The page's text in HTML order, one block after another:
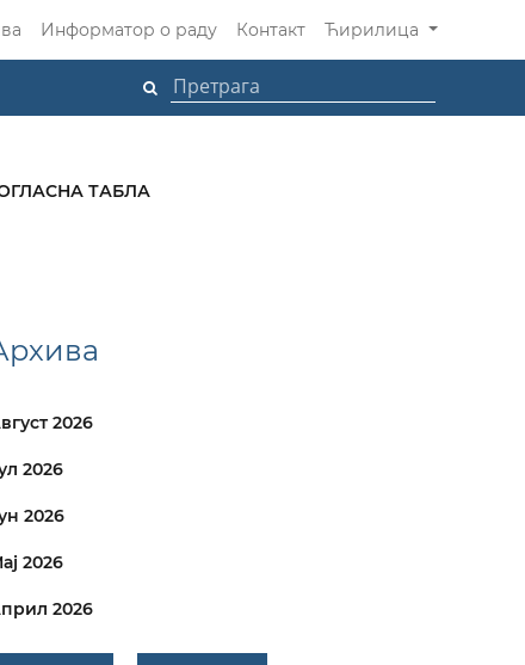
Информатор о раду Контакт Ћирилица
ТАБЛА
2026
2026
2026
2026
2026